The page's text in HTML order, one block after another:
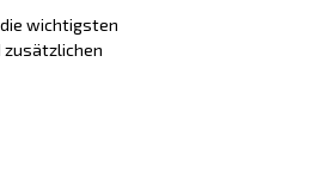
wichtigsten
zusätzlichen